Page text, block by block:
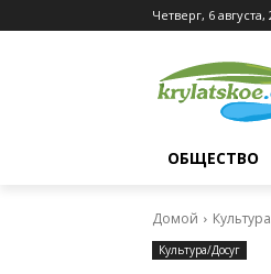
Четверг, 6 августа,
ОБЩЕСТВО
Домой
Культура/Досуг